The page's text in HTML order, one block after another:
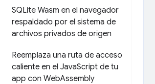
SQLite Wasm en el navegador
respaldado por el sistema de
archivos privados de origen
Reemplaza una ruta de acceso
caliente en el JavaScript de tu
app con WebAssembly